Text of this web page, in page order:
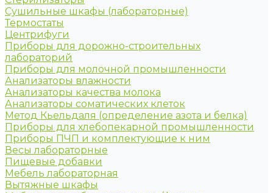
Сушильные шкафы (лабораторные)
Термостаты
Центрифуги
Приборы для дорожно-строительных
лабораторий
Приборы для молочной промышленности
Анализаторы влажности
Анализаторы качества молока
Анализаторы соматических клеток
Метод Кьельдаля (определение азота и белка)
Приборы для хлебопекарной промышленности
Приборы ПЧП и комплектующие к ним
Весы лабораторные
Пищевые добавки
Мебель лабораторная
Вытяжные шкафы